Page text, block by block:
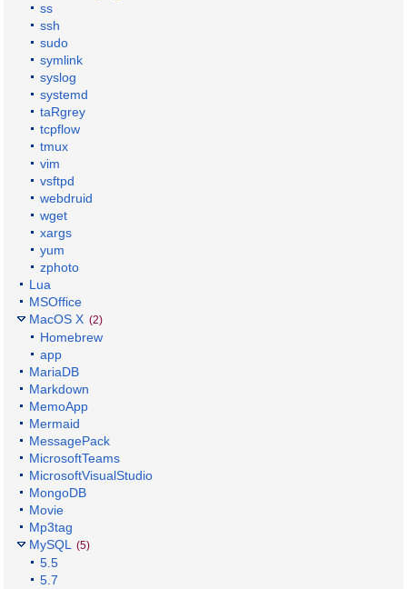
ss
ssh
sudo
symlink
syslog
systemd
taRgrey
tcpflow
tmux
vim
vsftpd
webdruid
wget
xargs
yum
zphoto
Lua
MSOffice
MacOS X (2)
Homebrew
app
MariaDB
Markdown
MemoApp
Mermaid
MessagePack
MicrosoftTeams
MicrosoftVisualStudio
MongoDB
Movie
Mp3tag
MySQL (5)
5.5
5.7